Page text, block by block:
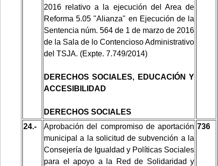
2016 relativo a la ejecución del Area de
Reforma 5.05 "Alianza" en Ejecución de la
Sentencia núm. 564 de 1 de marzo de 2016
de la Sala de lo Contencioso Administrativo
del TSJA. (Expte. 7.749/2014)
DERECHOS SOCIALES, EDUCACIÓN Y
ACCESIBILIDAD
DERECHOS SOCIALES
24.-
Aprobación del compromiso de aportación
municipal a la solicitud de subvención a la
Consejería de Igualdad y Políticas Sociales
para el apoyo a la Red de Solidaridad y
736